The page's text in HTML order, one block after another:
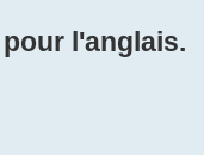
l'anglais.